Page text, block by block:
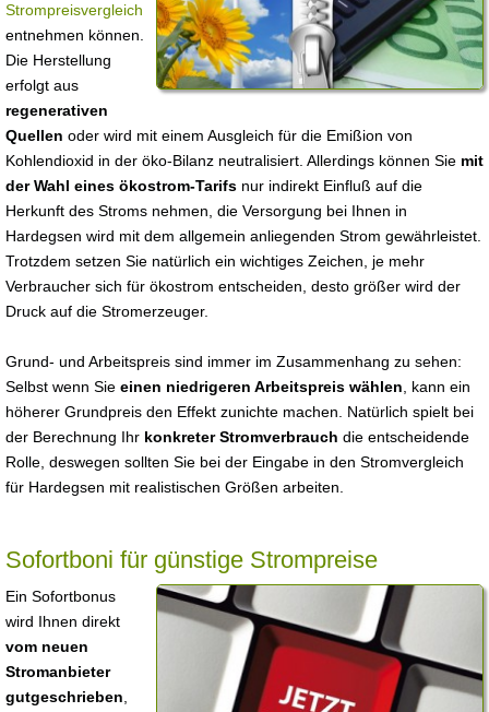
Strompreisvergleich
entnehmen können.
Die Herstellung
erfolgt aus
regenerativen
Quellen oder wird mit einem Ausgleich für die Emißion von
Kohlendioxid in der öko-Bilanz neutralisiert. Allerdings können Sie mit
der Wahl eines ökostrom-Tarifs nur indirekt Einfluß auf die
Herkunft des Stroms nehmen, die Versorgung bei Ihnen in
Hardegsen wird mit dem allgemein anliegenden Strom gewährleistet.
Trotzdem setzen Sie natürlich ein wichtiges Zeichen, je mehr
Verbraucher sich für ökostrom entscheiden, desto größer wird der
Druck auf die Stromerzeuger.
Grund- und Arbeitspreis sind immer im Zusammenhang zu sehen:
Selbst wenn Sie einen niedrigeren Arbeitspreis wählen , kann ein
höherer Grundpreis den Effekt zunichte machen. Natürlich spielt bei
der Berechnung Ihr konkreter Stromverbrauch die entscheidende
Rolle, deswegen sollten Sie bei der Eingabe in den Stromvergleich
für Hardegsen mit realistischen Größen arbeiten.
Sofortboni für günstige Strompreise
Ein Sofortbonus
wird Ihnen direkt
vom neuen
Stromanbieter
gutgeschrieben